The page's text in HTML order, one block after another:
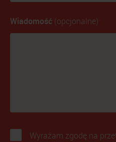
Wiadomość(opcjonalne)
Wyrażam zgodę na